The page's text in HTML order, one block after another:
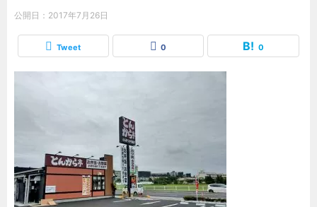
公開日： 2017年7月26日
Tweet 0 0